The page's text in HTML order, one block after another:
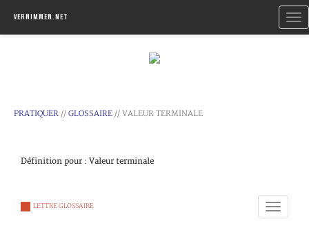
Vernimmen.net
PRATIQUER // GLOSSAIRE // VALEUR TERMINALE
Définition pour : Valeur terminale
Toggle
navigation
LETTRE GLOSSAIRE